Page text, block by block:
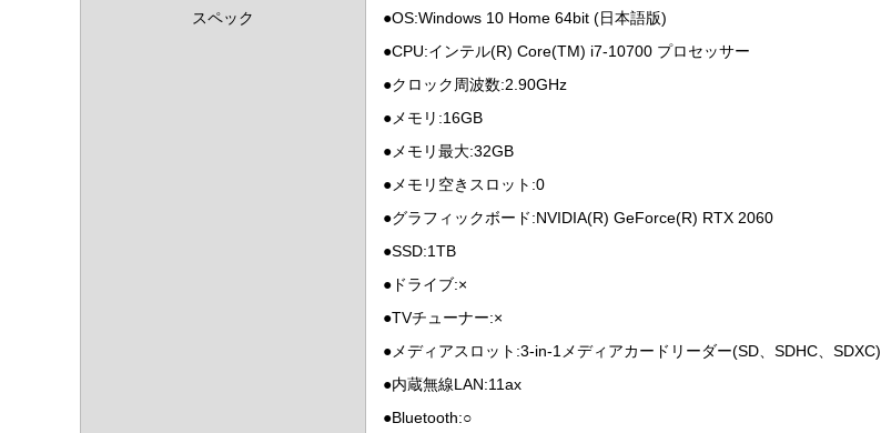
スペック
●OS:Windows 10 Home 64bit (日本語版)
●CPU:インテル(R) Core(TM) i7-10700 プロセッサー
●クロック周波数:2.90GHz
●メモリ:16GB
●メモリ最大:32GB
●メモリ空きスロット:0
●グラフィックボード:NVIDIA(R) GeForce(R) RTX 2060
●SSD:1TB
●ドライブ:×
●TVチューナー:×
●メディアスロット:3-in-1メディアカードリーダー(SD、SDHC、SDXC)
●内蔵無線LAN:11ax
●Bluetooth:○